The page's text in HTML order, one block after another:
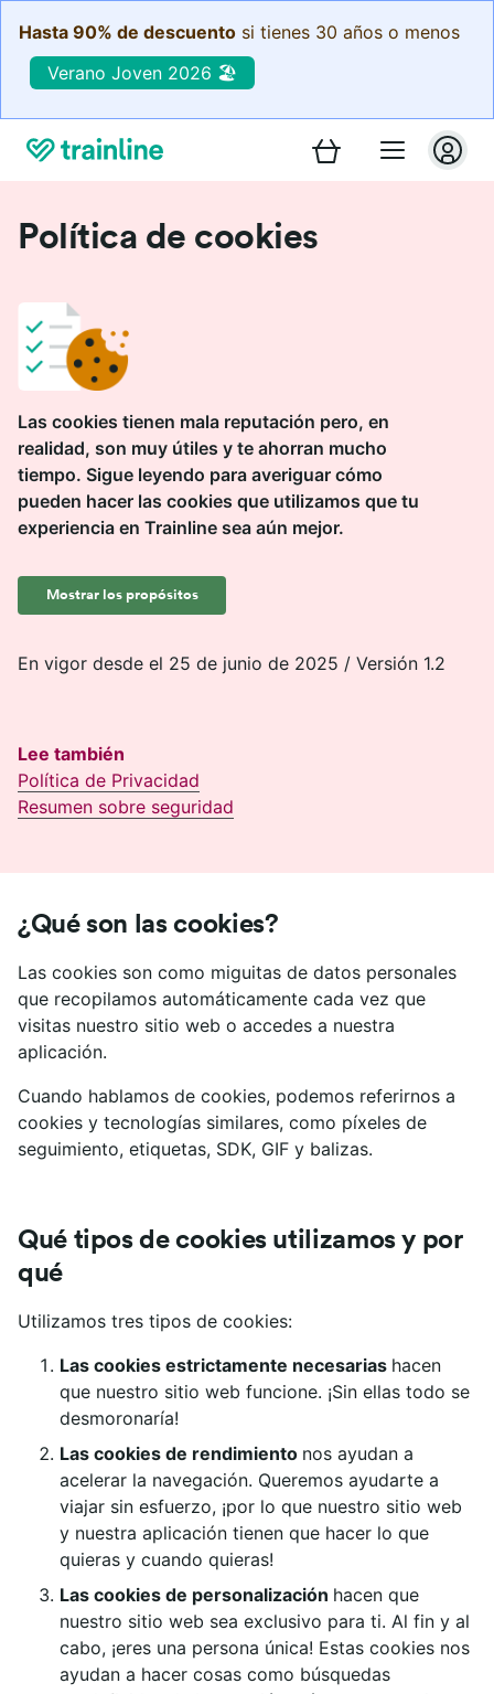
Hasta 90% de descuento si tienes 30 años o menos
Verano Joven 2026 🏖️
Política de cookies
Las cookies tienen mala reputación pero, en
realidad, son muy útiles y te ahorran mucho
tiempo. Sigue leyendo para averiguar cómo
pueden hacer las cookies que utilizamos que tu
experiencia en Trainline sea aún mejor.
Mostrar los propósitos
En vigor desde el 25 de junio de 2025 / Versión 1.2
Lee también
Política de Privacidad
Resumen sobre seguridad
¿Qué son las cookies?
Las cookies son como miguitas de datos personales
que recopilamos automáticamente cada vez que
visitas nuestro sitio web o accedes a nuestra
aplicación.
Cuando hablamos de cookies, podemos referirnos a
cookies y tecnologías similares, como píxeles de
seguimiento, etiquetas, SDK, GIF y balizas.
Qué tipos de cookies utilizamos y por
qué
Utilizamos tres tipos de cookies:
Las cookies estrictamente necesarias hacen
que nuestro sitio web funcione. ¡Sin ellas todo se
desmoronaría!
Las cookies de rendimiento nos ayudan a
acelerar la navegación. Queremos ayudarte a
viajar sin esfuerzo, ¡por lo que nuestro sitio web
y nuestra aplicación tienen que hacer lo que
quieras y cuando quieras!
Las cookies de personalización hacen que
nuestro sitio web sea exclusivo para ti. Al fin y al
cabo, ¡eres una persona única! Estas cookies nos
ayudan a hacer cosas como búsquedas